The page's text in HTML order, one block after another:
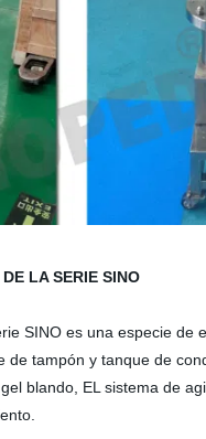
LA SERIE SINO
SINO es una especie
tampón y tanque de
blando, EL sistema de